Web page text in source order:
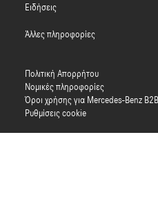
Ειδήσεις
Άλλες πληροφορίες
Πληκτρολογήστε αριθμούς έγκρισης
Οδηγό MFA
Πολιτική Απορρήτου
Νομικές πληροφορίες
Όροι χρήσης για Mercedes-Benz
Ρυθμίσεις cookie